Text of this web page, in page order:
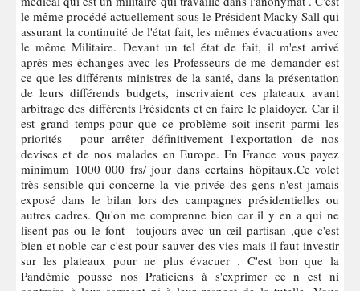
le même procédé actuellement sous le Président Macky Sall qui
assurant la continuité de l'état fait, les mêmes évacuations avec
le même Militaire. Devant un tel état de fait, il m'est arrivé
aprés mes échanges avec les Professeurs de me demander est
ce que les différents ministres de la santé, dans la présentation
de leurs différends budgets, inscrivaient ces plateaux avant
arbitrage des différents Présidents et en faire le plaidoyer. Car il
est grand temps pour que ce problème soit inscrit parmi les
priorités pour arrêter définitivement l'exportation de nos
devises et de nos malades en Europe. En France vous payez
minimum 1000 000 frs/ jour dans certains hôpitaux.Ce volet
très sensible qui concerne la vie privée des gens n'est jamais
exposé dans le bilan lors des campagnes présidentielles ou
autres cadres. Qu'on me comprenne bien car il y en a qui ne
lisent pas ou le font toujours avec un œil partisan ,que c'est
bien et noble car c'est pour sauver des vies mais il faut investir
sur les plateaux pour ne plus évacuer . C'est bon que la
Pandémie pousse nos Praticiens à s'exprimer ce n est ni